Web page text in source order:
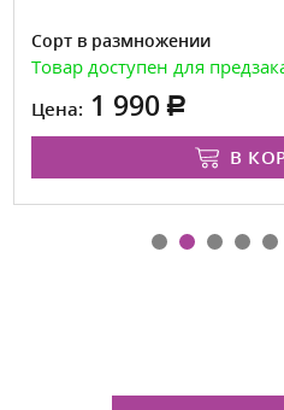
Сорт в размножении
Товар доступен для
Цена: 1 990
В